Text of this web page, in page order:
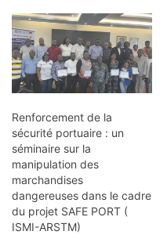
Renforcement de la
sécurité portuaire : un
séminaire sur la
manipulation des
marchandises
dangereuses dans le cadre
du projet SAFE PORT (
ISMI-ARSTM)